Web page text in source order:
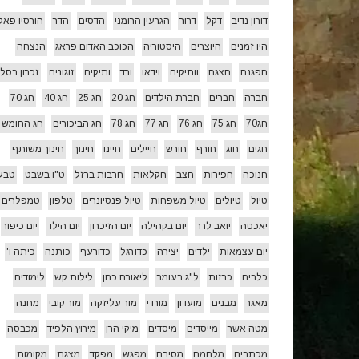
דורון נדיב דקל דרור הגרעין הרומני הדסים הדר הורסיו
היו זמנים היוצרים היסטוריה הכוכב האדום פראג הנצחה
הפגנה הצגה וותיקים וידאו ורד ותיקים זוגונים זכרון
חברה חברים חברת הילדים חג 20 חג 25 חג 40 חג 70
חג70 חג 75 חג 76 חג 77 חג 78 חג הביכורים חג החומש
חגים חוג חורף חורש חיילים חיינו חינוך חינוך משותף
חנוכה חפירות חצב חקלאות חרבות ברזל ט"ו בשבט
טיול טיולים טיול משפחות טיול פנסיונרים טלפון טמפלרים
יאכטה יואב לרר יום בקהילה יום הזיכרון יום הילד יום כיפור
יום עצמאות ילדים יצירה כדורגל כדורעף כותנה כיתה ו'
כלבים כרזות ל"ג בעומר ליאורה כהן לילות קש לימודים
מאגר מבנים מועדון מורדי מור עליזקה מור קובי מחנה
מטה אשר מייסדים מיסדים מיקי הרן מירוץ הלפיד מכבסה
מכתבים מלחמה מסיבה מפגש מפקד מצגת מקומות